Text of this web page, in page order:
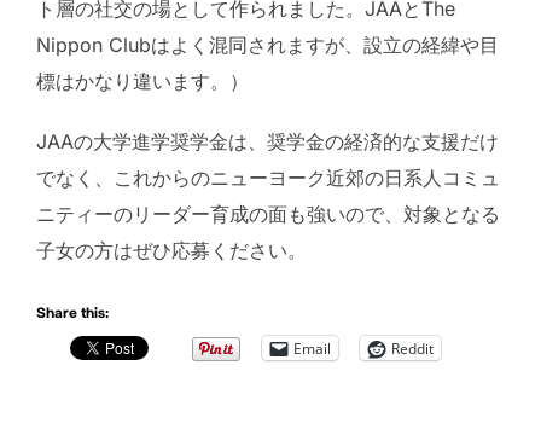
ト層の社交の場として作られました。JAAとThe
Nippon Clubはよく混同されますが、設立の経緯や目
標はかなり違います。）
JAAの大学進学奨学金は、奨学金の経済的な支援だけ
でなく、これからのニューヨーク近郊の日系人コミュ
ニティーのリーダー育成の面も強いので、対象となる
子女の方はぜひ応募ください。
Share this:
Email Reddit